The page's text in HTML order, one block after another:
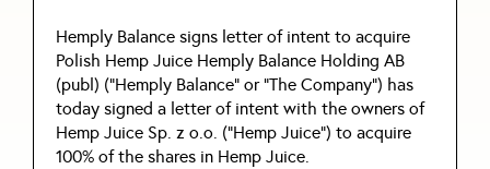
Hemply Balance signs letter of intent to acquire
Polish Hemp Juice Hemply Balance Holding AB
(publ) ("Hemply Balance" or "The Company") has
today signed a letter of intent with the owners of
Hemp Juice Sp. z o.o. ("Hemp Juice") to acquire
100% of the shares in Hemp Juice.